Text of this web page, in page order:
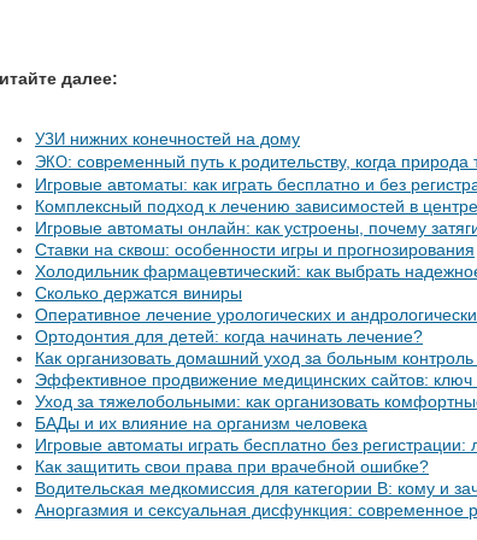
далее:
УЗИ нижних конечностей на дому
ЭКО: современный путь к родительству, когда природа
Игровые автоматы: как играть бесплатно и без
Комплексный подход к лечению зависимостей в
Игровые автоматы онлайн: как устроены, почему
Ставки на сквош: особенности игры и прогнозирования
Холодильник фармацевтический: как выбрать
Сколько держатся виниры
Оперативное лечение урологических и
Ортодонтия для детей: когда начинать лечение?
Как организовать домашний уход за больным
Эффективное продвижение медицинских сайтов: ключ
Уход за тяжелобольными: как организовать
БАДы и их влияние на организм человека
Игровые автоматы играть бесплатно без
Как защитить свои права при врачебной ошибке?
Водительская медкомиссия для категории B: кому и
Аноргазмия и сексуальная дисфункция: